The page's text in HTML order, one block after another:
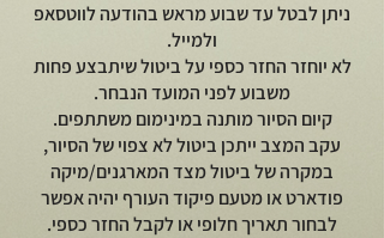
ניתן לבטל עד שבוע מראש בהודעה לווטסאפ
ולמייל.
לא יוחזר החזר כספי על ביטול שיתבצע פחות
משבוע לפני המועד הנבחר.
קיום הסיור מותנה במינימום משתתפים.
עקב המצב ייתכן ביטול לא צפוי של הסיור,
במקרה של ביטול מצד המארגנים/מיקה
פודארט או מטעם פיקוד העורף יהיה אפשר
לבחור תאריך חלופי או לקבל החזר כספי.